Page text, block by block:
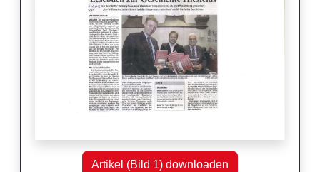
Artikel (Bild 1) downloaden